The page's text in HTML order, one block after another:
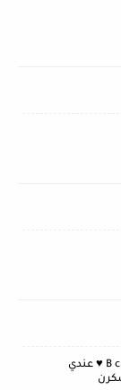
سلام ان يوسف من طنجة ابحت عن عمل عند بيرمي B c ♥ عندي